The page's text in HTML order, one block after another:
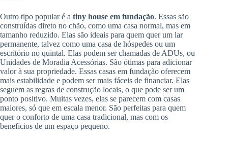
Outro tipo popular é a tiny house em fundação. Essas são
construídas direto no chão, como uma casa normal, mas em
tamanho reduzido. Elas são ideais para quem quer um lar
permanente, talvez como uma casa de hóspedes ou um
escritório no quintal. Elas podem ser chamadas de ADUs, ou
Unidades de Moradia Acessórias. São ótimas para adicionar
valor à sua propriedade. Essas casas em fundação oferecem
mais estabilidade e podem ser mais fáceis de financiar. Elas
seguem as regras de construção locais, o que pode ser um
ponto positivo. Muitas vezes, elas se parecem com casas
maiores, só que em escala menor. São perfeitas para quem
quer o conforto de uma casa tradicional, mas com os
benefícios de um espaço pequeno.